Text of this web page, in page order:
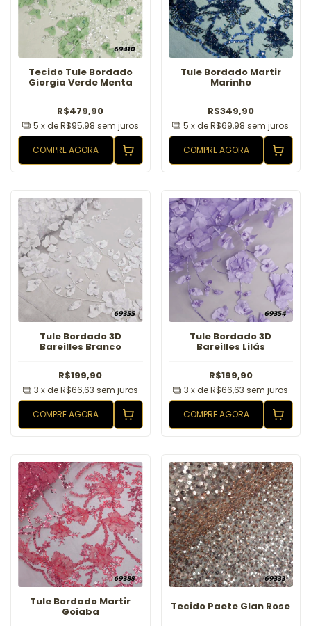
Tecido Tule Bordado
Giorgia Verde Menta
R$479,90
5 x deR$95,98 sem juros
COMPRE AGORA
Tule Bordado Martir
Marinho
R$349,90
5 x deR$69,98 sem juros
COMPRE AGORA
Tule Bordado 3D
Bareilles Branco
R$199,90
3 x deR$66,63 sem juros
COMPRE AGORA
Tule Bordado 3D
Bareilles Lilás
R$199,90
3 x deR$66,63 sem juros
COMPRE AGORA
Tule Bordado Martir
Goiaba Tecido Paete Glan Rose